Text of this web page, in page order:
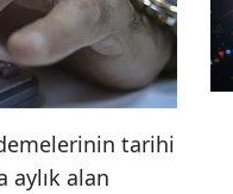
tarihi
aylık alan